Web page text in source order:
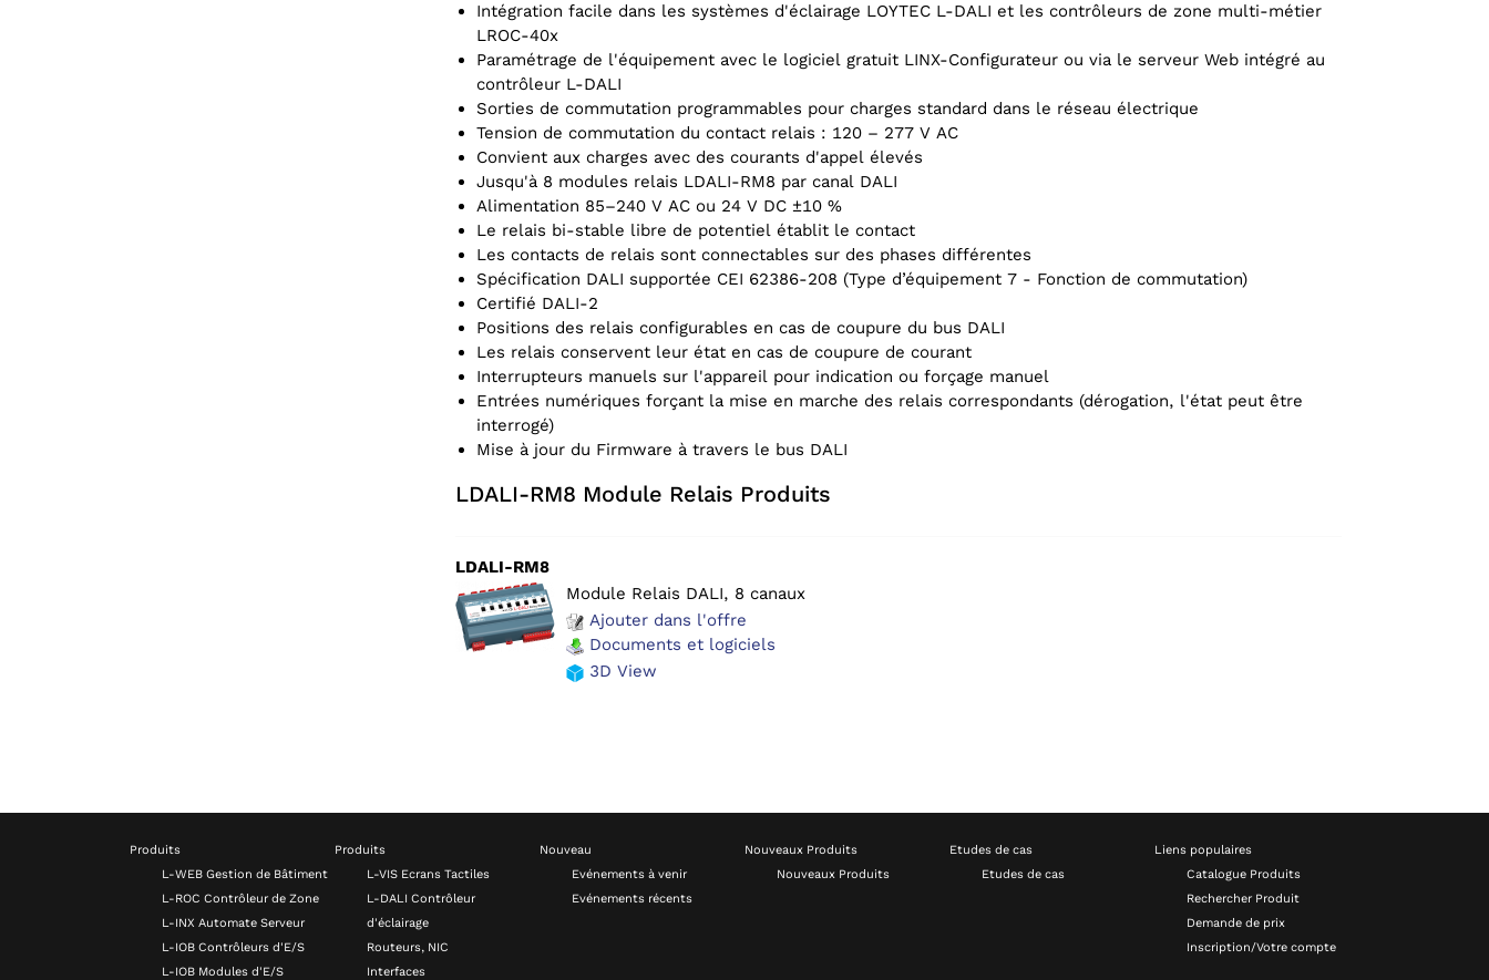
Intégration facile dans les systèmes d'éclairage LOYTEC L-DALI et les contrôleurs de zone multi-métier
LROC-40x
Paramétrage de l'équipement avec le logiciel gratuit LINX-Configurateur ou via le serveur Web intégré au
contrôleur L-DALI
Sorties de commutation programmables pour charges standard dans le réseau électrique
Tension de commutation du contact relais : 120 – 277 V AC
Convient aux charges avec des courants d'appel élevés
Jusqu'à 8 modules relais LDALI-RM8 par canal DALI
Alimentation 85–240 V AC ou 24 V DC ±10 %
Le relais bi-stable libre de potentiel établit le contact
Les contacts de relais sont connectables sur des phases différentes
Spécification DALI supportée CEI 62386-208 (Type d’équipement 7 - Fonction de commutation)
Certifié DALI-2
Positions des relais configurables en cas de coupure du bus DALI
Les relais conservent leur état en cas de coupure de courant
Interrupteurs manuels sur l'appareil pour indication ou forçage manuel
Entrées numériques forçant la mise en marche des relais correspondants (dérogation, l'état peut être
interrogé)
Mise à jour du Firmware à travers le bus DALI
LDALI-RM8 Module Relais Produits
LDALI-RM8
Module Relais DALI, 8 canaux
Ajouter dans l'offre
Documents et logiciels
3D View
Produits
L-WEB Gestion de Bâtiment
L-ROC Contrôleur de Zone
L-INX Automate Serveur
L-IOB Contrôleurs d'E/S
L-IOB Modules d'E/S
Produits
L-VIS Ecrans Tactiles
L-DALI Contrôleur
d'éclairage
Routeurs, NIC
Interfaces
Nouveau
Evénements à venir
Evénements récents
Nouveaux Produits
Nouveaux Produits
Etudes de cas
Etudes de cas
Liens populaires
Catalogue Produits
Rechercher Produit
Demande de prix
Inscription/Votre compte